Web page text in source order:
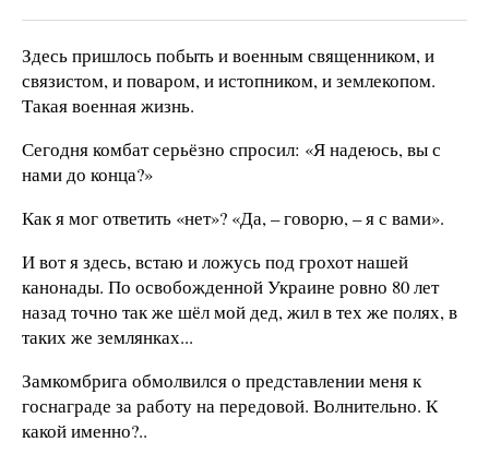
Здесь пришлось побыть и военным священником, и
связистом, и поваром, и истопником, и землекопом.
Такая военная жизнь.
Сегодня комбат серьёзно спросил: «Я надеюсь, вы с
нами до конца?»
Как я мог ответить «нет»? «Да, – говорю, – я с вами».
И вот я здесь, встаю и ложусь под грохот нашей
канонады. По освобожденной Украине ровно 80 лет
назад точно так же шёл мой дед, жил в тех же полях, в
таких же землянках...
Замкомбрига обмолвился о представлении меня к
госнаграде за работу на передовой. Волнительно. К
какой именно?..